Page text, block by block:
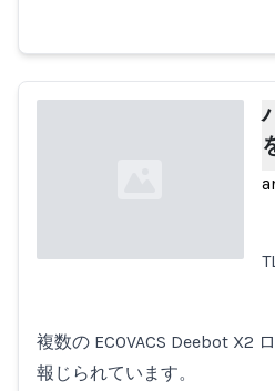
複数の ECOVACS Deebot X2
報じられています。